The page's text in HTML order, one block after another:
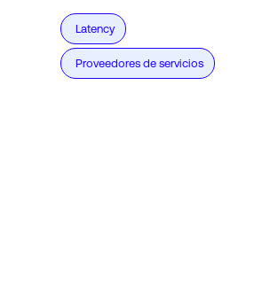
Latency
Proveedores de servicios